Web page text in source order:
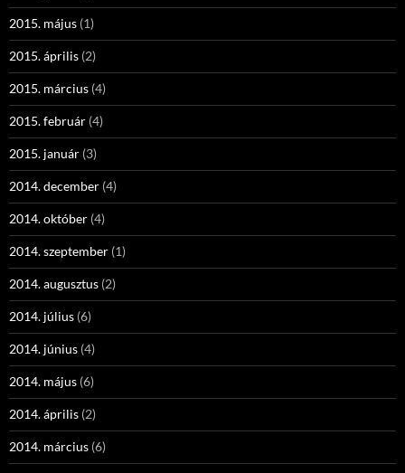
2015. május (1)
2015. április (2)
2015. március (4)
2015. február (4)
2015. január (3)
2014. december (4)
2014. október (4)
2014. szeptember (1)
2014. augusztus (2)
2014. július (6)
2014. június (4)
2014. május (6)
2014. április (2)
2014. március (6)